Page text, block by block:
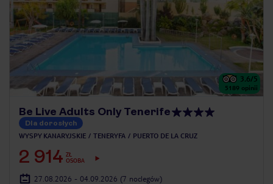
3.6/5
5189 opinii
Be Live Adults Only Tenerife
Dla dorosłych
WYSPY KANARYJSKIE TENERYFA PUERTO DE LA CRUZ
2 914 ZŁ
OSOBA
27.08.2026 - 04.09.2026 (7 noclegów)